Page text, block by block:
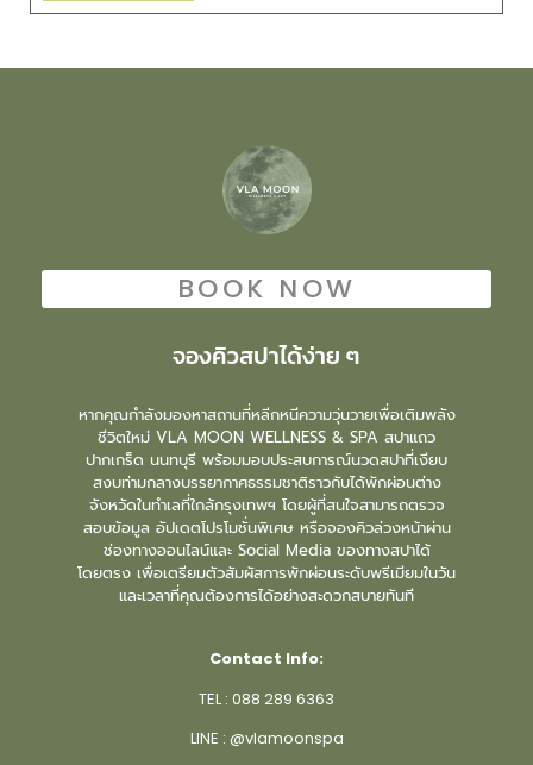
BOOK NOW
จองคิวสปาได้ง่าย ๆ
หากคุณกำลังมองหาสถานที่หลีกหนีความวุ่นวายเพื่อเติมพลัง
ชีวิตใหม่ VLA MOON WELLNESS & SPA สปาแถว
ปากเกร็ด นนทบุรี พร้อมมอบประสบการณ์นวดสปาที่เงียบ
สงบท่ามกลางบรรยากาศธรรมชาติราวกับได้พักผ่อนต่าง
จังหวัดในทำเลที่ใกล้กรุงเทพฯ โดยผู้ที่สนใจสามารถตรวจ
สอบข้อมูล อัปเดตโปรโมชั่นพิเศษ หรือจองคิวล่วงหน้าผ่าน
ช่องทางออนไลน์และ Social Media ของทางสปาได้
โดยตรง เพื่อเตรียมตัวสัมผัสการพักผ่อนระดับพรีเมียมในวัน
และเวลาที่คุณต้องการได้อย่างสะดวกสบายทันที
Contact Info:
TEL : 088 289 6363
LINE : @vlamoonspa